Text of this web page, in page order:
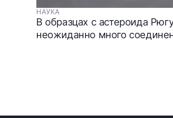
НАУКА
В образцах с астероида
неожиданно много